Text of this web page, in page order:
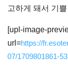
고하게 돼서 기
[upl-image-
url=https://
07/1709801861-